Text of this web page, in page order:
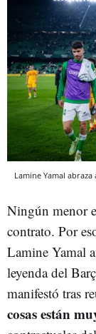
Lamine Yamal
Ningún menor
contrato. Por
Lamine Yamal
leyenda del
manifestó tras
cosas están